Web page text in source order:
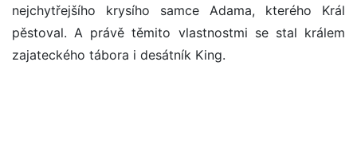
nejchytřejšího krysího samce Adama, kterého Král
pěstoval. A právě těmito vlastnostmi se stal králem
zajateckého tábora i desátník King.